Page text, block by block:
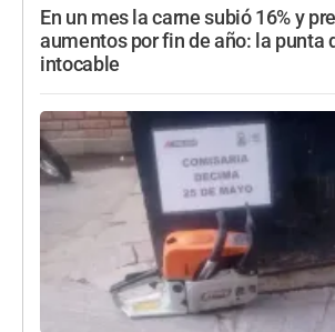
En un mes la carne subió 16% y
aumentos por fin de año: la punta
intocable